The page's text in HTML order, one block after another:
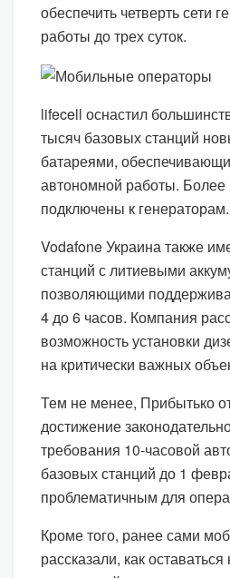
обеспечить четверть сети
работы до трех суток.
lifecell оснастил
тысяч базовых станций
батареями,
автономной работы. Более
подключены к генераторам.
Vodafone Украина также
станций с литиевыми
позволяющими
4 до 6 часов. Компания
возможность установки
на критически важных
Тем не менее, Прибытько
достижение
требования 10-часовой
базовых станций до 1
проблематичным для
Кроме того, ранее сами
рассказали, как